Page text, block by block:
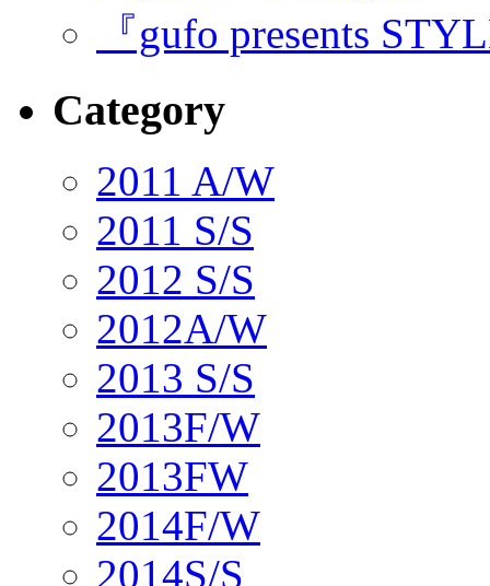
『gufo presents
Category
2011 A/W
2011 S/S
2012 S/S
2012A/W
2013 S/S
2013F/W
2013FW
2014F/W
2014S/S